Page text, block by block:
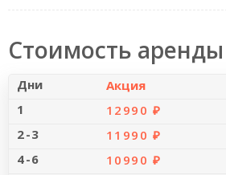
Стоимость аренды
Акция
12990 ₽
11990 ₽
10990 ₽